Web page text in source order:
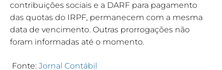
contribuições sociais e a DARF para pagamento
das quotas do IRPF, permanecem com a mesma
data de vencimento. Outras prorrogações não
foram informadas até o momento.
Fonte: Jornal Contábil